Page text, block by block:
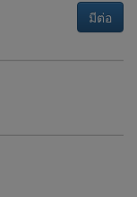
มีต่อ